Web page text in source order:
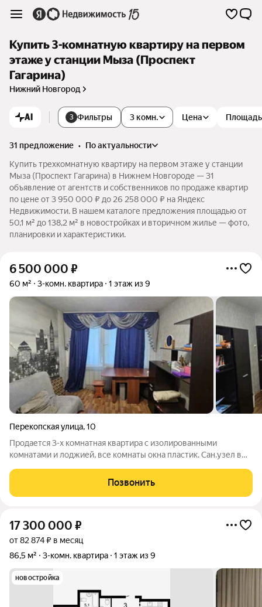
Купить 3-комнатную квартиру на первом
этаже у станции Мыза (Проспект
Гагарина)
Нижний Новгород
AI 3 Фильтры 3 комн. Цена Площадь
31 предложение •
по актуальности
Купить трехкомнатную квартиру на первом этаже у станции
Мыза (Проспект Гагарина) в Нижнем Новгороде — 31
объявление от агентств и собственников по продаже квартир
по цене от 3 950 000 ₽ до 26 258 000 ₽ на Яндекс
Недвижимости. В нашем каталоге предложения площадью от
50,1 м² до 138,2 м² в новостройках и вторичном жилье — фото,
планировки и характеристики.
6 500 000 ₽
60 м² 3-комн. квартира 1 этаж из 9
Перекопская улица,10
Продается 3-х комнатная квартира с изолированными
комнатами и лоджией, все комнаты окна пластик. Сан.узел в
инфраструктура: детский сад , школа 182, магазины, аптеки.
Достаточно тихий и зеленый в целом
Позвонить
17 300 000 ₽
от 82 874 ₽ в месяц
86,5 м²
3-комн. квартира 1 этаж из 9
новостройка